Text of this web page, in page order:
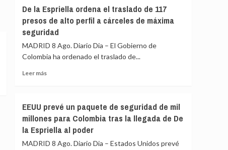
trabajador
acusado
de
para
Israel
peligro
de
enfermar
la
Amazonía
15
horas
para
atención
De la Espriella ordena el traslado de 117
presos de alto perfil a cárceles de máxima
seguridad
MADRID 8 Ago. Diario Dia – El Gobierno de
Colombia ha ordenado el traslado de...
Leer másLeer
la
Espriella
ordena
traslado
EEUU prevé un paquete de seguridad de mil
millones para Colombia tras la llegada de De
la Espriella al poder
MADRID 8 Ago. Diario Dia – Estados Unidos prevé